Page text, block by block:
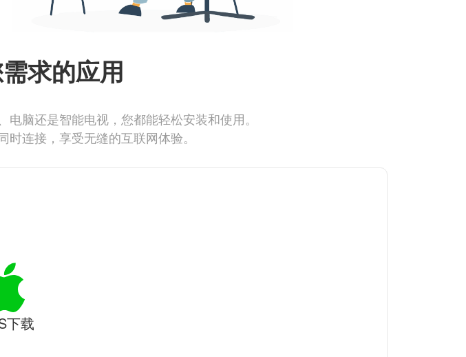
求的应用
脑还是智能电视，您都能轻松安装和使用。
连接，享受无缝的互联网体验。
下载